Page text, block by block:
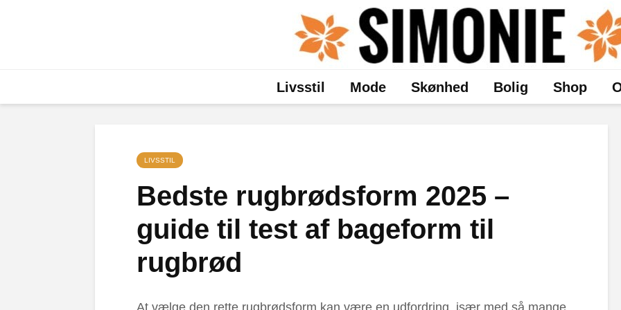
Livsstil Mode Skønhed Bolig Shop
LIVSSTIL
Bedste rugbrødsform 2025 –
guide til test af bageform til
rugbrød
At vælge den rette rugbrødsform kan være en udfordring, især med så mange